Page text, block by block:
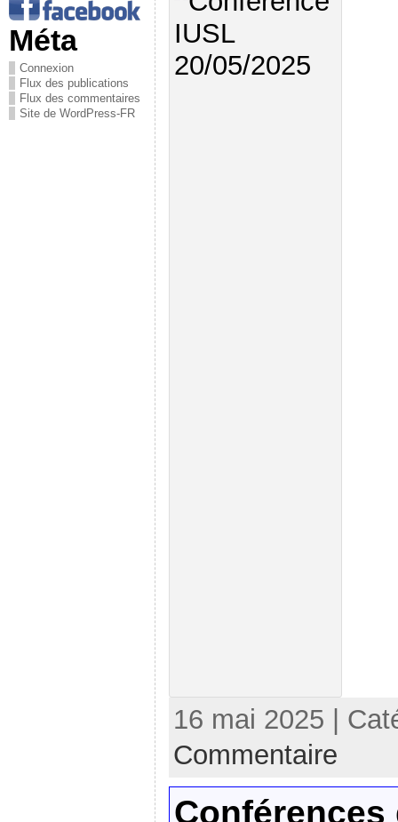
Méta
Connexion
Flux des publications
Flux des commentaires
Site de WordPress-FR
16 mai 2025 |
Commentaire
Conférences